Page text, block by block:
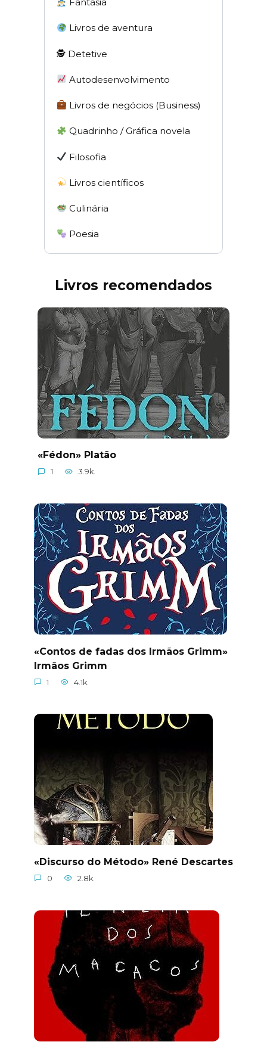
Livros de aventura
🕵 Detetive
Autodesenvolvimento
Livros de negócios (Business)
Quadrinho / Gráfica novela
Filosofia
Livros científicos
Culinária
Poesia
Livros recomendados
«Fédon» Platão
1 3.9k.
«Contos de fadas dos Irmãos Grimm»
Irmãos Grimm
1 4.1k.
«Discurso do Método» René Descartes
0 2.8k.